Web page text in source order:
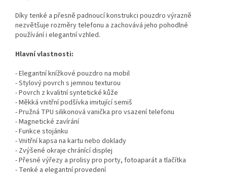
Díky tenké a přesně padnoucí konstrukci pouzdro výrazně
nezvětšuje rozměry telefonu a zachovává jeho pohodlné
používání i elegantní vzhled.
Hlavní vlastnosti:
- Elegantní knížkové pouzdro na mobil
- Stylový povrch s jemnou texturou
- Povrch z kvalitní syntetické kůže
- Měkká vnitřní podšívka imitující semiš
- Pružná TPU silikonová vanička pro vsazení telefonu
- Magnetické zavírání
- Funkce stojánku
- Vnitřní kapsa na kartu nebo doklady
- Zvýšené okraje chránící displej
- Přesné výřezy a prolisy pro porty, fotoaparát a tlačítka
- Tenké a elegantní provedení